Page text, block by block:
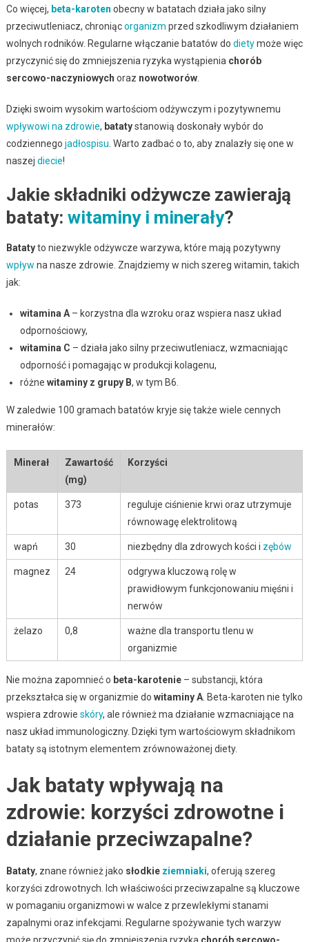
Co więcej, beta-karoten obecny w batatach działa jako silny
przeciwutleniacz, chroniącorganizm przed szkodliwym działaniem
wolnych rodników. Regularne włączanie batatów do dietymoże więc
przyczynić się do zmniejszenia ryzyka wystąpienia chorób
sercowo-naczyniowych oraz nowotworów.
Dzięki swoim wysokim wartościom odżywczym i pozytywnemu
wpływowi na zdrowie, batatystanowią doskonały wybór do
codziennego jadłospisu . Warto zadbać o to, aby znalazły się one w
naszej diecie!
Jakie składniki odżywcze zawierają
bataty: witaminy i minerały?
Batatyto niezwykle odżywcze warzywa, które mają pozytywny
wpływ na nasze zdrowie. Znajdziemy w nich szereg witamin, takich
jak:
witamina A– korzystna dla wzroku oraz wspiera nasz układ
odpornościowy,
witamina C – działa jako silny przeciwutleniacz, wzmacniając
odporność i pomagając w produkcji kolagenu,
różne witaminy z grupy B, w tym B6.
W zaledwie 100 gramach batatów kryje się także wiele cennych
minerałów:
Minerał
Zawartość
(mg)
Korzyści
potas 373
reguluje ciśnienie krwi oraz utrzymuje
równowagę elektrolitową
wapń 30 niezbędny dla zdrowych kości i zębów
magnez 24
odgrywa kluczową rolę w
prawidłowym funkcjonowaniu mięśni i
nerwów
żelazo 0,8
ważne dla transportu tlenu w
organizmie
Nie można zapomnieć o beta-karotenie– substancji, która
przekształca się w organizmie do witaminy A. Beta-karoten nie tylko
wspiera zdrowie skóry, ale również ma działanie wzmacniające na
nasz układ immunologiczny. Dzięki tym wartościowym składnikom
bataty są istotnym elementem zrównoważonej diety.
Jak bataty wpływają na
zdrowie: korzyści zdrowotne i
działanie przeciwzapalne?
Bataty, znane również jako słodkie ziemniaki, oferują szereg
korzyści zdrowotnych. Ich właściwości przeciwzapalne są kluczowe
w pomaganiu organizmowi w walce z przewlekłymi stanami
zapalnymi oraz infekcjami. Regularne spożywanie tych warzyw
może przyczynić się do zmniejszenia ryzyka chorób sercowo-